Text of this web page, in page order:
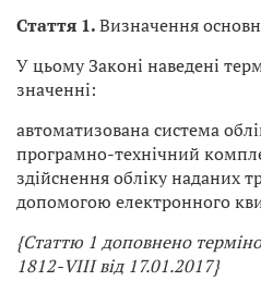
Стаття 1.Визначення
У цьому Законі наведені
значенні:
автоматизована система
програмно-технічний
здійснення обліку наданих
допомогою електронного
{Статтю 1 доповнено
1812-VIII від 17.01.2017}